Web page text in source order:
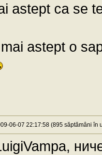
astept ca se
astept o
06-07 22:17:58 (895 săptămâni în